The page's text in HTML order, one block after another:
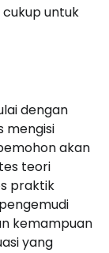
untuk
dengan
mengisi
akan
teori
praktik
kemampuan
yang